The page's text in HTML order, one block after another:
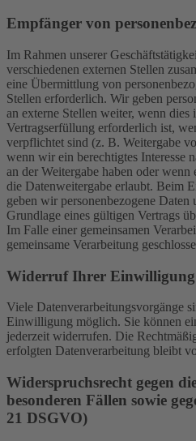
Empfänger von
Im Rahmen unserer
verschiedenen externen Stellen
eine Übermittlung von
Stellen erforderlich. Wir geben
an externe Stellen weiter, wenn dies
Vertragserfüllung erforderlich ist,
verpflichtet sind (z. B. Weitergabe
wenn wir ein berechtigtes
an der Weitergabe haben oder wenn
die Datenweitergabe erlaubt. Beim
geben wir personenbezogene
Grundlage eines gültigen Vertrags
Im Falle einer gemeinsamen
gemeinsame Verarbeitung
Widerruf Ihrer
Viele Datenverarbeitungsvorgänge
Einwilligung möglich. Sie können
jederzeit widerrufen. Die
erfolgten Datenverarbeitung bleibt
Widerspruchsrecht gegen
besonderen Fällen sowie
21 DSGVO)